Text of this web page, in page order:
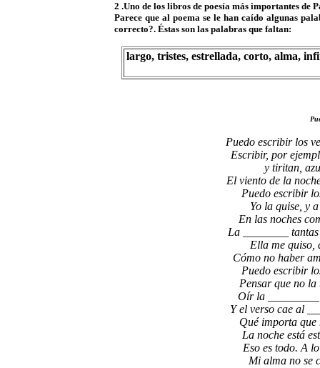
2 .Uno de los libros de poesía más importantes de
Parece que al poema se le han caído algunas
correcto?. Éstas son las palabras que faltan:
largo, tristes, estrellada, corto, alma,
Puedo escribir los
Escribir, por
y tiritan,
El viento de la
Puedo escribir
Yo la quise, y
En las noches
La ________
Ella me quiso,
Cómo no haber
Puedo escribir
Pensar que no
Oír la
Y el verso cae al
Qué importa
La noche está
Eso es todo. A
Mi alma no se